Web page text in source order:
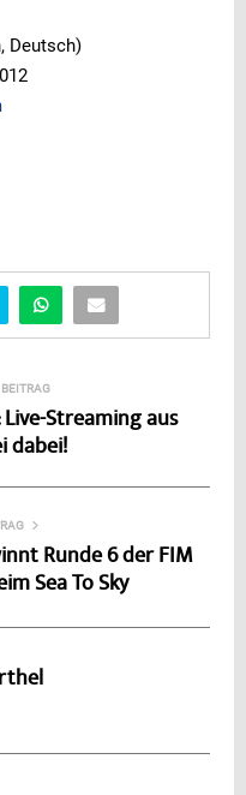
Deutsch)
Live-Streaming aus
dabei!
Runde 6 der FIM
Sea To Sky